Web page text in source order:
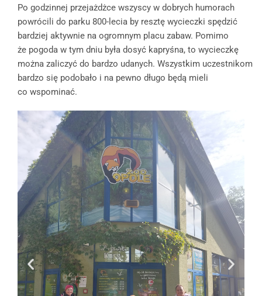
Po godzinnej przejażdżce wszyscy w dobrych humorach
powrócili do parku 800-lecia by resztę wycieczki spędzić
bardziej aktywnie na ogromnym placu zabaw. Pomimo
że pogoda w tym dniu była dosyć kapryśna, to wycieczkę
można zaliczyć do bardzo udanych. Wszystkim uczestnikom
bardzo się podobało i na pewno długo będą mieli
co wspominać.